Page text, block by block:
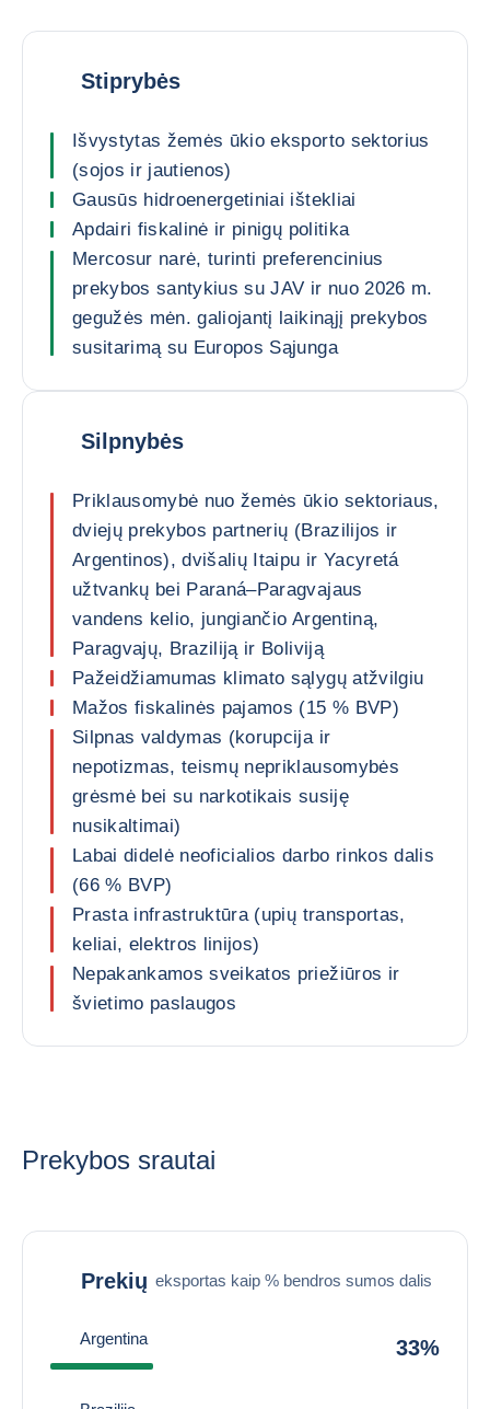
Stiprybės
Išvystytas žemės ūkio eksporto sektorius
(sojos ir jautienos)
Gausūs hidroenergetiniai ištekliai
Apdairi fiskalinė ir pinigų politika
Mercosur narė, turinti preferencinius
prekybos santykius su JAV ir nuo 2026 m.
gegužės mėn. galiojantį laikinąjį prekybos
susitarimą su Europos Sąjunga
Silpnybės
Priklausomybė nuo žemės ūkio sektoriaus,
dviejų prekybos partnerių (Brazilijos ir
Argentinos), dvišalių Itaipu ir Yacyretá
užtvankų bei Paraná–Paragvajaus
vandens kelio, jungiančio Argentiną,
Paragvajų, Braziliją ir Boliviją
Pažeidžiamumas klimato sąlygų atžvilgiu
Mažos fiskalinės pajamos (15 % BVP)
Silpnas valdymas (korupcija ir
nepotizmas, teismų nepriklausomybės
grėsmė bei su narkotikais susiję
nusikaltimai)
Labai didelė neoficialios darbo rinkos dalis
(66 % BVP)
Prasta infrastruktūra (upių transportas,
keliai, elektros linijos)
Nepakankamos sveikatos priežiūros ir
švietimo paslaugos
Prekybos srautai
Prekių eksportas kaip % bendros sumos dalis
Argentina 33%